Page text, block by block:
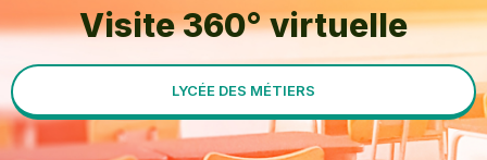
Visite 360° virtuelle
LYCÉE DES MÉTIERS